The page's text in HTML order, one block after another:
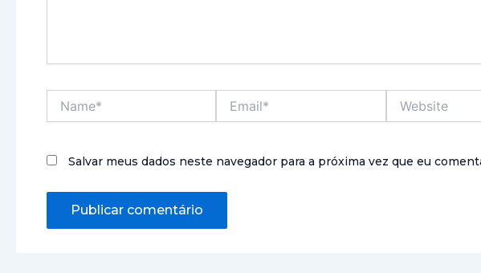
Salvar meus dados neste navegador para a próxima vez que eu